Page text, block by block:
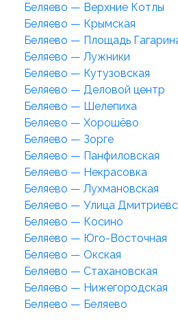
Беляево — Верхние Котлы
Беляево — Крымская
Беляево — Площадь
Беляево — Лужники
Беляево — Кутузовская
Беляево — Деловой центр
Беляево — Шелепиха
Беляево — Хорошёво
Беляево — Зорге
Беляево — Панфиловская
Беляево — Некрасовка
Беляево — Лухмановская
Беляево — Улица
Беляево — Косино
Беляево — Юго-Восточная
Беляево — Окская
Беляево — Стахановская
Беляево — Нижегородская
Беляево — Беляево